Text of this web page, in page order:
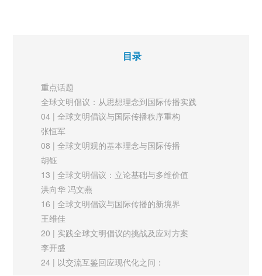
以《诗画二十四节气》为例
武宝贵
国际视野
77 | 俄乌冲突舆论战的新特点新范式
叶再春
哲学社会科学赋能国际传播：历史脉络与未来向度
播学在内的哲学社会科学各学科正在探索构建国际传播学科体
系、学术体系和话语体系的过程中形成合力。当下，需要进一步
理清各个学科进入国际传播领域的历史逻辑、理论视角和经验边
界，进一步挖掘哲学社会科学学者的原创力、行动力和连接力，
进一步发挥各类智库在知识生产和思想引领方面的潜能，努力发
挥好哲学社会科学在融通中外文化、增进文明交流、让世界更好
读懂中国历史进程中的独特作用。
航空航天摄影在对外传播中的实践与思考
近年来，我国航空航天事业一路高歌猛进，逐步进入世界第一梯
队。通过新兴的传播模式，以影像为载体，对外积极传播我国航
目录
重点话题
全球文明倡议：从思想理念到国际传播实践
04 | 全球文明倡议与国际传播秩序重构
张恒军
08 | 全球文明观的基本理念与国际传播
胡钰
13 | 全球文明倡议：立论基础与多维价值
洪向华 冯文燕
16 | 全球文明倡议与国际传播的新境界
王维佳
20 | 实践全球文明倡议的挑战及应对方案
李开盛
24 | 以交流互鉴回应现代化之问：